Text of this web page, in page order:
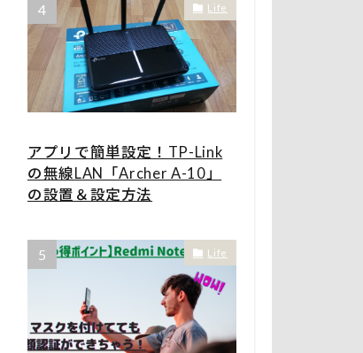
Life
アプリで簡単設定！TP-Link
の無線LAN「Archer A-10」
の設置＆設定方法
Life